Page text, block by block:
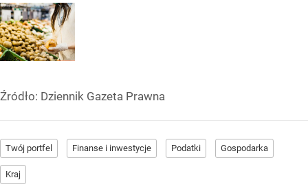
Źródło: Dziennik Gazeta Prawna
Twój portfel Finanse i inwestycje Podatki Gospodarka
Kraj